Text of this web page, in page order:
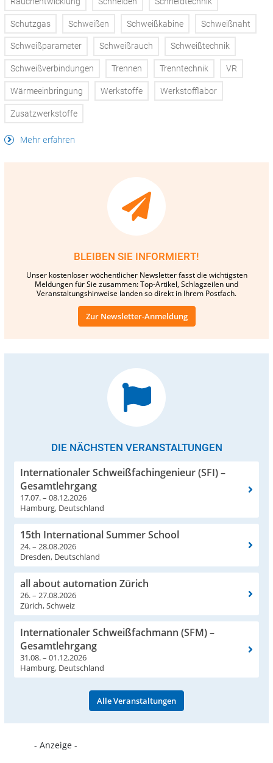
Schutzgas Schweißen Schweißkabine Schweißnaht
Schweißparameter Schweißrauch Schweißtechnik
Schweißverbindungen Trennen Trenntechnik VR
Wärmeeinbringung Werkstoffe Werkstofflabor
Zusatzwerkstoffe
Mehr erfahren
BLEIBEN SIE INFORMIERT!
Unser kostenloser wöchentlicher Newsletter fasst die wichtigsten
Meldungen für Sie zusammen: Top-Artikel, Schlagzeilen und
Veranstaltungshinweise landen so direkt in Ihrem Postfach.
Zur Newsletter-Anmeldung
DIE NÄCHSTEN VERANSTALTUNGEN
Internationaler Schweißfachingenieur (SFI) –
Gesamtlehrgang
17.07. – 08.12.2026
Hamburg, Deutschland
15th International Summer School
24. – 28.08.2026
Dresden, Deutschland
all about automation Zürich
26. – 27.08.2026
Zürich, Schweiz
Internationaler Schweißfachmann (SFM) –
Gesamtlehrgang
31.08. – 01.12.2026
Hamburg, Deutschland
Alle Veranstaltungen
- Anzeige -